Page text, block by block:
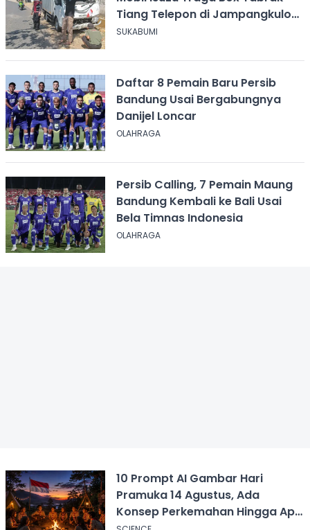
Tiang Telepon di Jampangkulon
Sukabumi
SUKABUMI
Daftar 8 Pemain Baru Persib
Bandung Usai Bergabungnya
Danijel Loncar
OLAHRAGA
Persib Calling, 7 Pemain Maung
Bandung Kembali ke Bali Usai
Bela Timnas Indonesia
OLAHRAGA
10 Prompt AI Gambar Hari
Pramuka 14 Agustus, Ada
Konsep Perkemahan Hingga Api